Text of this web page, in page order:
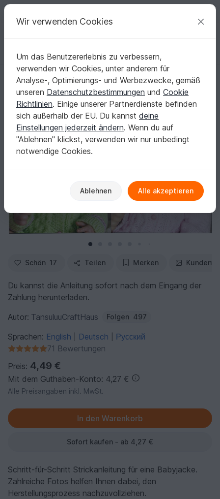
Deine kreativen Ideen
Deutsch | € (EUR) einloggen Kostenlos registrieren
Startseite Stricken Babys Jacken
Strickanleitung für Babyjacke "Frühling"
Strickanleitung für Babyjacke "Frühling"
Schön 17 Teilen Merken
Du kannst die Anleitung sofort nach dem Eingang der
Zahlung herunterladen.
Autor: TansuluuCraftHaus Folgen 497
Sprachen: English Deutsch
Русский
71 Bewertungen
Preis: 4,49 €
Mit dem Guthaben-Konto: 4,27 €
Alle Preisangaben inkl. MwSt.
Sofort kaufen - ab 4,27 €
Schritt-für-Schritt Strickanleitung für eine Babyjacke.
Zahlreiche Fotos helfen Ihnen dabei, den
Herstellungsprozess nachzuvollziehen.
Wir verwenden Cookies
Um das Benutzererlebnis zu verbessern,
verwenden wir Cookies, unter anderem für
Analyse-, Optimierungs- und Werbezwecke, gemäß
unseren Datenschutzbestimmungen und Cookie
Richtlinien. Einige unserer Partnerdienste befinden
sich außerhalb der EU. Du kannst deine
Einstellungen jederzeit ändern. Wenn du auf
"Ablehnen" klickst, verwenden wir nur unbedingt
notwendige Cookies.
Ablehnen Alle akzeptieren